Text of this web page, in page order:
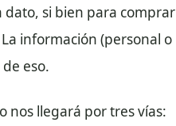
dato, si bien para comprar
información (personal o
eso.
nos llegará por tres vías: